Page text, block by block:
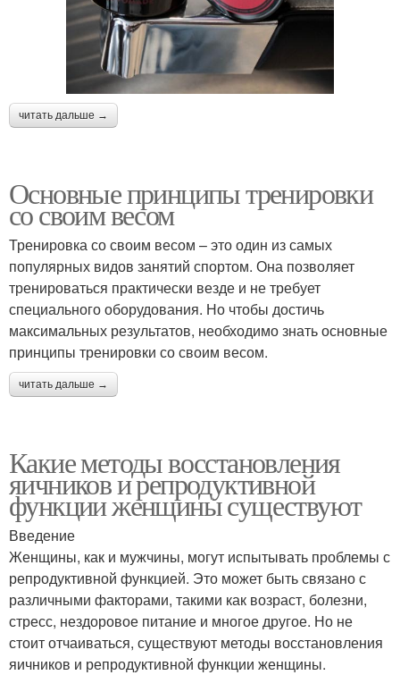
читать дальше →
Основные принципы тренировки
со своим весом
Тренировка со своим весом – это один из самых
популярных видов занятий спортом. Она позволяет
тренироваться практически везде и не требует
специального оборудования. Но чтобы достичь
максимальных результатов, необходимо знать основные
принципы тренировки со своим весом.
читать дальше →
Какие методы восстановления
яичников и репродуктивной
функции женщины существуют
Введение
Женщины, как и мужчины, могут испытывать проблемы с
репродуктивной функцией. Это может быть связано с
различными факторами, такими как возраст, болезни,
стресс, нездоровое питание и многое другое. Но не
стоит отчаиваться, существуют методы восстановления
яичников и репродуктивной функции женщины.